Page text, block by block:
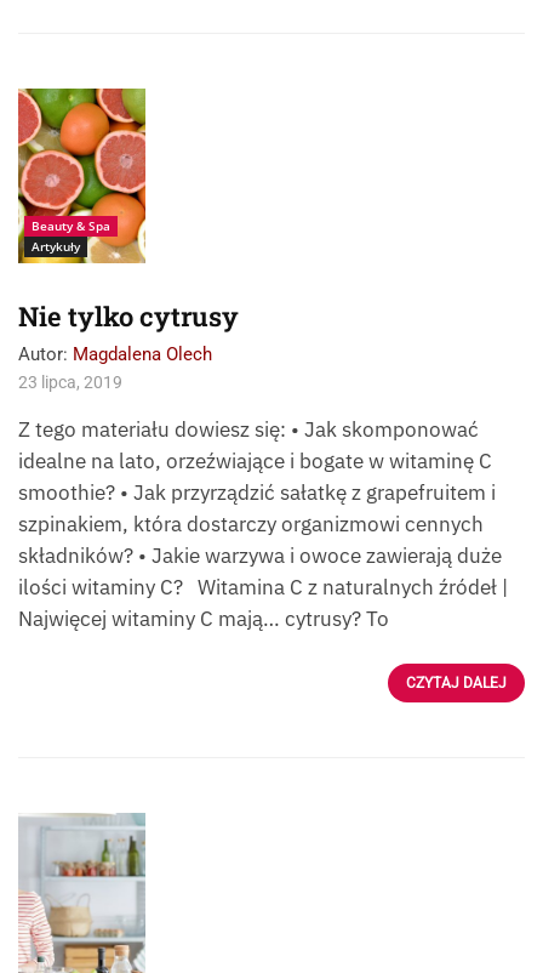
Cytrusy
Beauty & Spa
Artykuły
Nie tylko cytrusy
Autor: Magdalena Olech
23 lipca, 2019
Z tego materiału dowiesz się: • Jak skomponować
idealne na lato, orzeźwiające i bogate w witaminę C
smoothie? • Jak przyrządzić sałatkę z grapefruitem i
szpinakiem, która dostarczy organizmowi cennych
składników? • Jakie warzywa i owoce zawierają duże
ilości witaminy C? Witamina C z naturalnych źródeł |
Najwięcej witaminy C mają… cytrusy? To
CZYTAJ DALEJ
Źródło:
Fotolia_Photographe